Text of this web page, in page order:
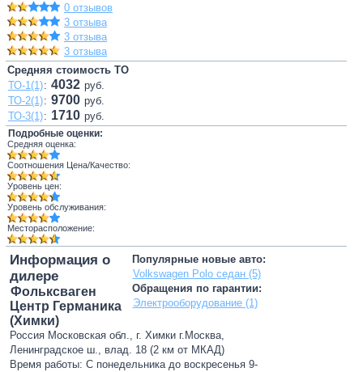
0 отзывов
3 отзыва
3 отзыва
3 отзыва
Средняя стоимость ТО
ТО-1(1): 4032 руб.
ТО-2(1): 9700 руб.
ТО-3(1): 1710 руб.
Подробные оценки:
Средняя оценка:
Соотношения Цена/Качество:
Уровень цен:
Уровень обслуживания:
Месторасположение:
Популярные новые авто:
Volkswagen Polo седан (5)
Обращения по гарантии:
Электрооборудование (1)
Информация о
дилере
Фольксваген
Центр Германика
(Химки)
Россия Московская обл., г. Химки г.Москва,
Ленинградское ш., влад. 18 (2 км от МКАД)
Время работы: С понедельника до воскресенья 9-